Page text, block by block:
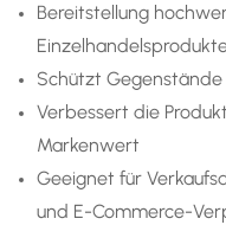
Bereitstellung
Schützt
Verbessert die
Markenwert
Geeignet für
und E-Commerce-